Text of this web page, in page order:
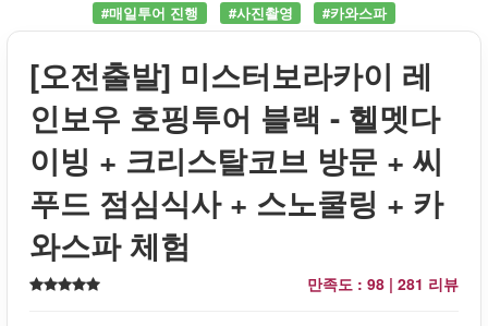
#매일투어 진행
#사진촬영 #카와스파
[오전출발] 미스터보라카이 레
인보우 호핑투어 블랙 - 헬멧다
이빙 + 크리스탈코브 방문 + 씨
푸드 점심식사 + 스노쿨링 + 카
와스파 체험
만족도 : 98 | 281 리뷰